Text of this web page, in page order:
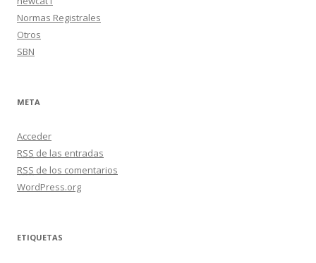
Normas Registrales
Otros
SBN
META
Acceder
RSS de las entradas
RSS de los comentarios
WordPress.org
ETIQUETAS